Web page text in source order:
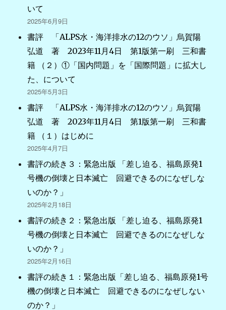
ンいて
2025年6月9日
書評 「ALPS水・海洋排水の12のウソ」烏賀陽
弘道 著 2023年11月4日 第1版第一刷 三和書
籍 （２）①「国内問題」を「国際問題」に拡大し
た、について
2025年5月3日
書評 「ALPS水・海洋排水の12のウソ」烏賀陽
弘道 著 2023年11月4日 第1版第一刷 三和書
籍 （１）はじめに
2025年4月7日
書評の続き３：緊急出版 「差し迫る、福島原発1
号機の倒壊と日本滅亡 回避できるのになぜしな
いのか？」
2025年2月18日
書評の続き２：緊急出版 「差し迫る、福島原発1
号機の倒壊と日本滅亡 回避できるのになぜしな
いのか？」
2025年2月16日
書評の続き１：緊急出版「差し迫る、福島原発1号
機の倒壊と日本滅亡 回避できるのになぜしない
のか？」